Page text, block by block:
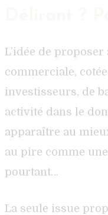
L’idée de
commerciale,
investisseurs, de
activité dans le
apparaître au
au pire comme
pourtant…
La seule issue